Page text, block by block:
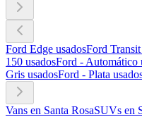
Ford Edge usadosFord Transit
150 usadosFord - Automático
Gris usadosFord - Plata
Vans en Santa RosaSUVs en